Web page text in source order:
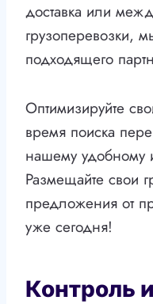
доставка или
грузоперевозки,
подходящего
Оптимизируйте
время поиска
нашему удобному
Размещайте свои
предложения от
уже сегодня!
Контроль